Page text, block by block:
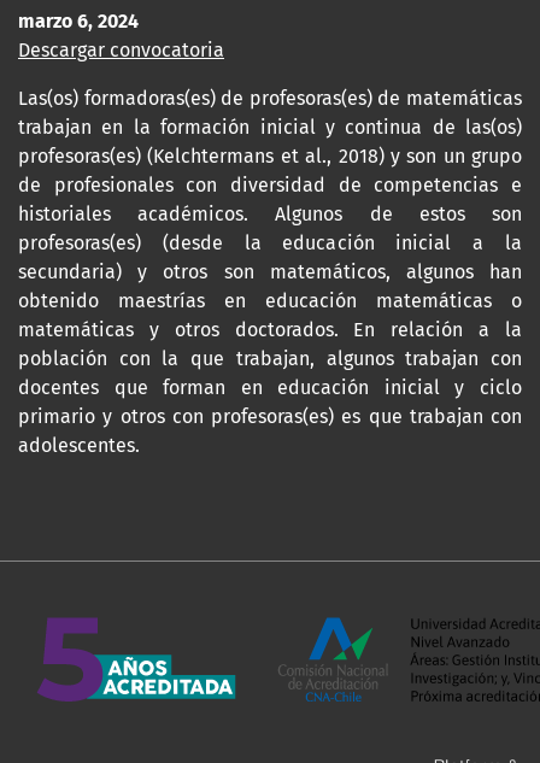
marzo 6, 2024
Descargar convocatoria
Las(os) formadoras(es) de profesoras(es) de matemáticas
trabajan en la formación inicial y continua de las(os)
profesoras(es) (Kelchtermans et al., 2018) y son un grupo
de profesionales con diversidad de competencias e
historiales académicos. Algunos de estos son
profesoras(es) (desde la educación inicial a la
secundaria) y otros son matemáticos, algunos han
obtenido maestrías en educación matemáticas o
matemáticas y otros doctorados. En relación a la
población con la que trabajan, algunos trabajan con
docentes que forman en educación inicial y ciclo
primario y otros con profesoras(es) es que trabajan con
adolescentes.